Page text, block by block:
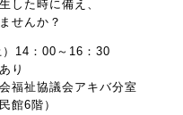
した時に備え、
せんか？
14：00～16：30
り
福祉協議会アキバ分室
館6階）